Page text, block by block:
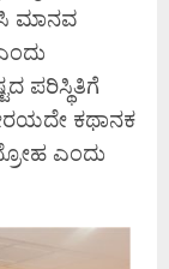
ಮಾನವ
ಪರಿಸ್ಥಿತಿಗೆ
ಕಥಾನಕ
ಎಂದು